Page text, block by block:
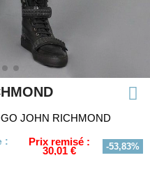
JOHN RICHMOND
:
Prix remisé :
30,01 € -53,83%